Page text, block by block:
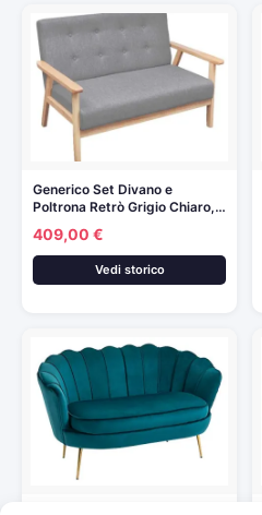
Generico Set Divano e
Poltrona Retrò Grigio Chiaro,…
409,00 €
Vedi storico